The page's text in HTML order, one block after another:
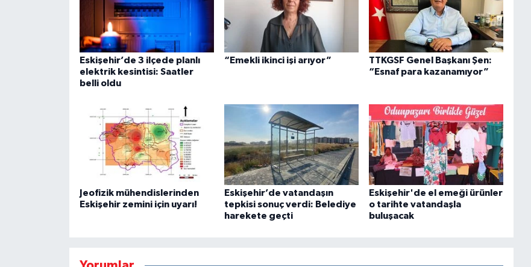
Eskişehir’de 3 ilçede planlı
elektrik kesintisi: Saatler
belli oldu
“Emekli ikinci işi arıyor”
TTKGSF Genel Başkanı Şen:
“Esnaf para kazanamıyor”
Jeofizik mühendislerinden
Eskişehir zemini için uyarı!
Eskişehir’de vatandaşın
tepkisi sonuç verdi: Belediye
harekete geçti
Eskişehir'de el emeği ürünler
o tarihte vatandaşla
buluşacak